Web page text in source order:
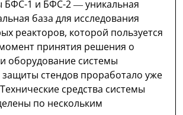
БФС-1 и БФС-2 — уникальная
база для исследования
реакторов, которой пользуется
принятия решения о
оборудование системы
стендов проработало уже
средства системы
по нескольким